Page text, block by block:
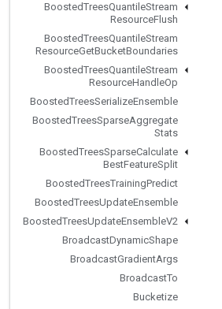
BoostedTreesQuantileStream
ResourceFlush
BoostedTreesQuantileStream
ResourceGetBucketBoundaries
BoostedTreesQuantileStream
ResourceHandleOp
BoostedTreesSerializeEnsemble
BoostedTreesSparseAggregate
Stats
BoostedTreesSparseCalculate
BestFeatureSplit
BoostedTreesTrainingPredict
BoostedTreesUpdateEnsemble
BoostedTreesUpdateEnsembleV2
BroadcastDynamicShape
BroadcastGradientArgs
BroadcastTo
Bucketize